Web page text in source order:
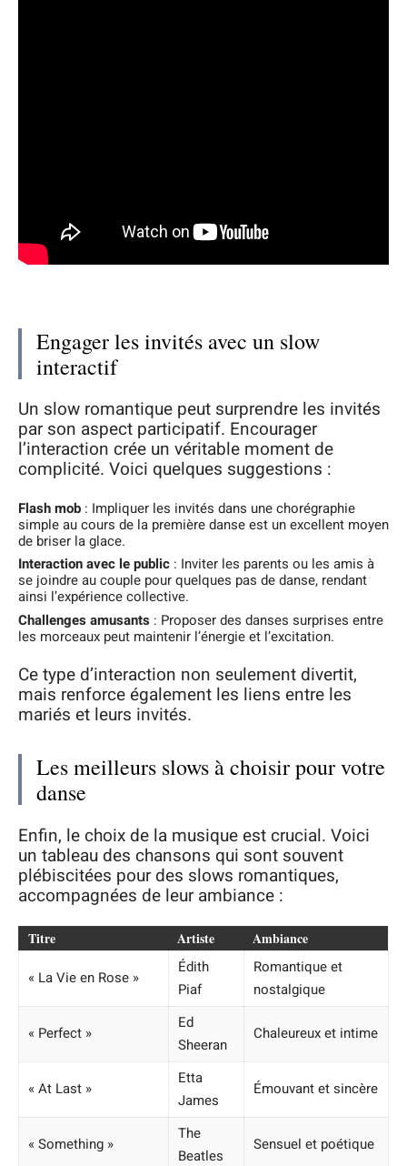
Engager les invités avec un slow
interactif
Un slow romantique peut surprendre les invités
par son aspect participatif. Encourager
l’interaction crée un véritable moment de
complicité. Voici quelques suggestions :
Flash mob : Impliquer les invités dans une chorégraphie
simple au cours de la première danse est un excellent moyen
de briser la glace.
Interaction avec le public : Inviter les parents ou les amis à
se joindre au couple pour quelques pas de danse, rendant
ainsi l’expérience collective.
Challenges amusants : Proposer des danses surprises entre
les morceaux peut maintenir l’énergie et l’excitation.
Ce type d’interaction non seulement divertit,
mais renforce également les liens entre les
mariés et leurs invités.
Les meilleurs slows à choisir pour votre
danse
Enfin, le choix de la musique est crucial. Voici
un tableau des chansons qui sont souvent
plébiscitées pour des slows romantiques,
accompagnées de leur ambiance :
Titre Artiste Ambiance
« La Vie en Rose »
Édith
Piaf
Romantique et
nostalgique
« Perfect »
Ed
Sheeran
Chaleureux et intime
« At Last »
Etta
James
Émouvant et sincère
« Something »
The
Beatles
Sensuel et poétique